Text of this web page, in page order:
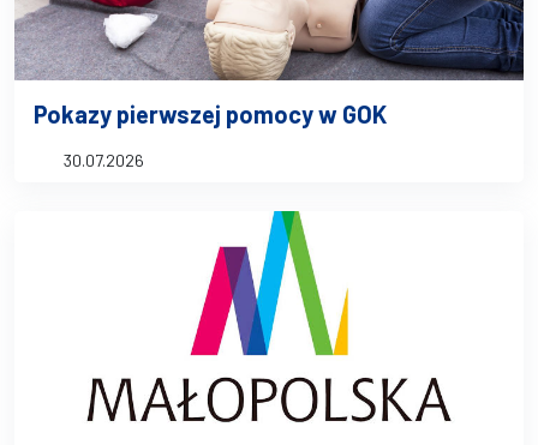
Pokazy pierwszej pomocy w GOK
30.07.2026